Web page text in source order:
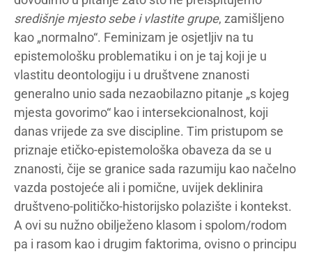
središnje mjesto sebe i vlastite grupe, zamišljeno
kao „normalno“. Feminizam je osjetljiv na tu
epistemološku problematiku i on je taj koji je u
vlastitu deontologiju i u društvene znanosti
generalno unio sada nezaobilazno pitanje „s kojeg
mjesta govorimo“ kao i intersekcionalnost, koji
danas vrijede za sve discipline. Tim pristupom se
priznaje etičko-epistemološka obaveza da se u
znanosti, čije se granice sada razumiju kao načelno
vazda postojeće ali i pomične, uvijek deklinira
društveno-političko-historijsko polazište i kontekst.
A ovi su nužno obilježeno klasom i spolom/rodom
pa i rasom kao i drugim faktorima, ovisno o principu